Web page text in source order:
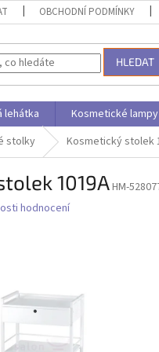
OBCHODNÍ PODMÍNKY
HLEDAT
lehátka Kosmetické
stolky Kosmetický stolek
1019AHM-
hodnocení